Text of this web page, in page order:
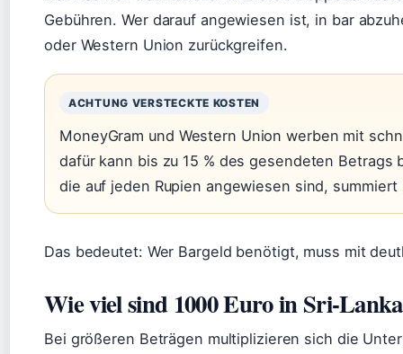
Gebühren. Wer darauf angewiesen ist, in bar
oder Western Union zurückgreifen.
ACHTUNG VERSTECKTE KOSTEN
MoneyGram und Western Union werben mit
dafür kann bis zu 15 % des gesendeten Betrags
die auf jeden Rupien angewiesen sind, summiert
Das bedeutet: Wer Bargeld benötigt, muss mit
Wie viel sind 1000 Euro in Sri-
Bei größeren Beträgen multiplizieren sich die